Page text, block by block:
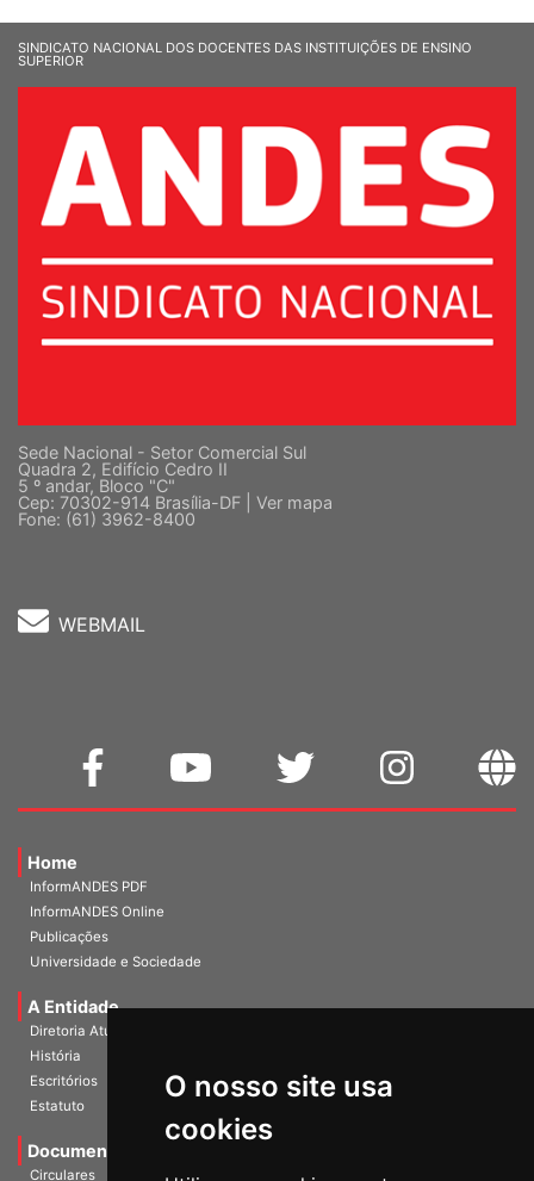
O nosso site usa
cookies
SINDICATO NACIONAL DOS DOCENTES DAS INSTITUIÇÕES DE ENSINO
SUPERIOR
Sede Nacional - Setor Comercial Sul
Quadra 2, Edifício Cedro II
5 º andar, Bloco "C"
Cep: 70302-914 Brasília-DF | Ver mapa
Fone: (61) 3962-8400
WEBMAIL
Home
InformANDES PDF
InformANDES Online
Publicações
Universidade e Sociedade
A Entidade
Diretoria Atual
História
Escritórios
Estatuto
Documentos
Circulares